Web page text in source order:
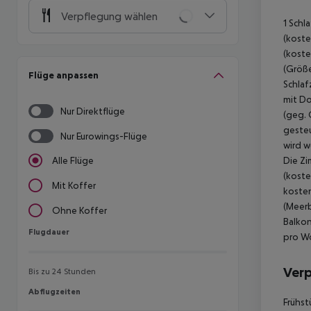
Verpflegung wählen
Flüge anpassen
Nur Direktflüge
Nur Eurowings-Flüge
Alle Flüge
Mit Koffer
Ohne Koffer
Flugdauer
Flugdauer
Bis zu 24 Stunden
Abflugzeiten
Abflugzeiten
1
mit
(geg.
wird
Die
pro